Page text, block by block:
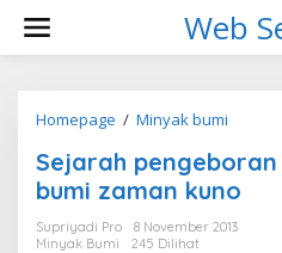
w
Web
Homepage / Minyak bumi
j
a
r
a
Sejarah
bumi zaman kuno
Supriyadi Pro
8 November 2013
Minyak Bumi
245 Dilihat